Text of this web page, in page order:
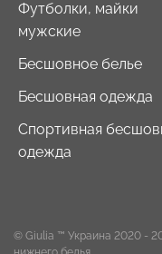
Футболки, майки
мужские
Бесшовное белье
Бесшовная одежда
Спортивная
одежда
© Giulia ™ Украина 2020 -